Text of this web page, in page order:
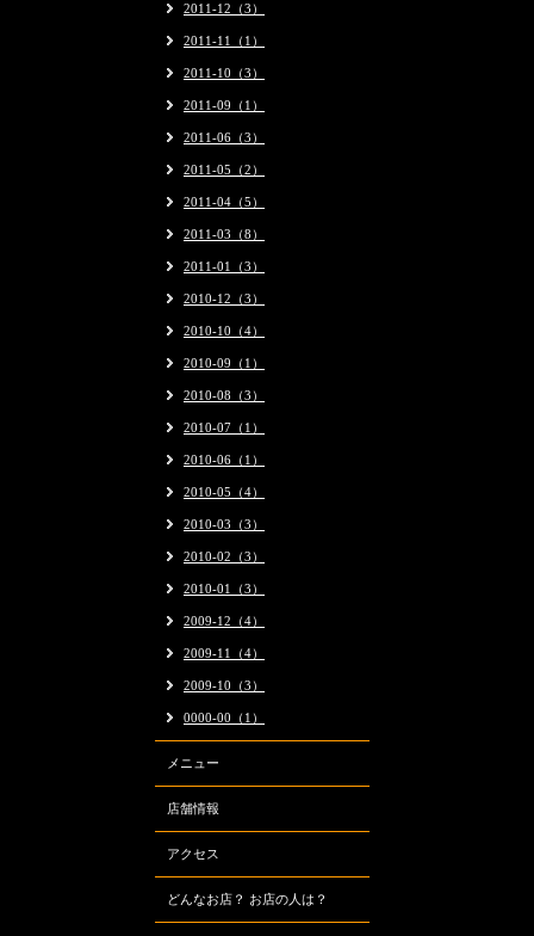
2011-12（3）
2011-11（1）
2011-10（3）
2011-09（1）
2011-06（3）
2011-05（2）
2011-04（5）
2011-03（8）
2011-01（3）
2010-12（3）
2010-10（4）
2010-09（1）
2010-08（3）
2010-07（1）
2010-06（1）
2010-05（4）
2010-03（3）
2010-02（3）
2010-01（3）
2009-12（4）
2009-11（4）
2009-10（3）
0000-00（1）
メニュー
店舗情報
アクセス
どんなお店？ お店の人は？